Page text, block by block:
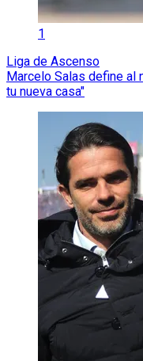
1
Liga de Ascenso
Marcelo Salas define al
tu nueva casa"